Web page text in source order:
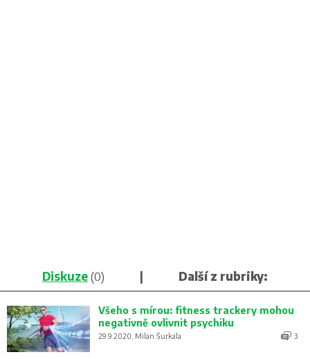
Diskuze(0) | Další z rubriky:
Všeho s mírou: fitness trackery mohou
negativně ovlivnit psychiku
29.9.2020, Milan Šurkala 3